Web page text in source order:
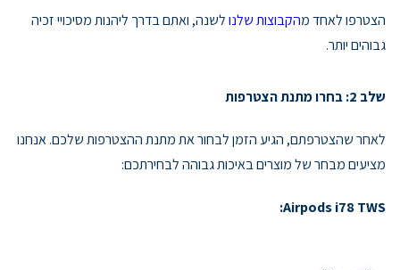
הצטרפו לאחד מהקבוצות שלנולשנה, ואתם בדרך ליהנות מסיכויי זכיה
גבוהים יותר.
שלב 2: בחרו מתנת הצטרפות
לאחר שהצטרפתם, הגיע הזמן לבחור את מתנת ההצטרפות שלכם. אנחנו
מציעים מבחר של מוצרים באיכות גבוהה לבחירתכם:
Airpods i78 TWS: